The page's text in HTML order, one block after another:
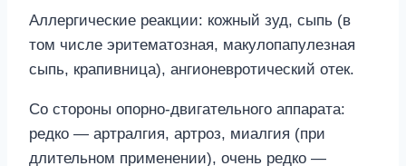
Аллергические реакции: кожный зуд, сыпь (в
том числе эритематозная, макулопапулезная
сыпь, крапивница), ангионевротический отек.
Со стороны опорно-двигательного аппарата:
редко — артралгия, артроз, миалгия (при
длительном применении), очень редко —